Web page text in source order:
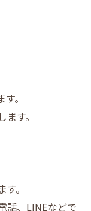
。
す。
。
話、LINEなどで